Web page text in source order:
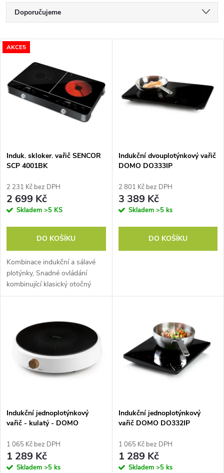
Ř
a
e
p
r
o
u
k
ů
Doporučujeme
Nejdražší
Nejprodávanější
Abecedně
V
ý
p
s
p
r
o
d
u
k
ů
AKCE5
Induk. skloker. vařič SENCOR
SCP 4001BK
2 231 Kč bez DPH
2 699 Kč
Skladem >5 KS
DO KOŠÍKU
Kombinace indukční a sálavé
plotýnky, Snadné ovládání
kombinující klasický otočný
ovladač s dotykovým
úspora času a...
Indukční dvouplotýnkový vařič
DOMO DO333IP
2 801 Kč bez DPH
3 389 Kč
Skladem >5 ks
DO KOŠÍKU
Indukční jednoplotýnkový
vařič - kulatý - DOMO
1 065 Kč bez DPH
1 289 Kč
Skladem >5 ks
Indukční jednoplotýnkový
vařič DOMO DO332IP
1 065 Kč bez DPH
1 289 Kč
Skladem >5 ks